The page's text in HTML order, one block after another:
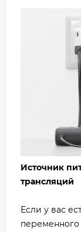
Источник
трансляций
Если у вас
переменного